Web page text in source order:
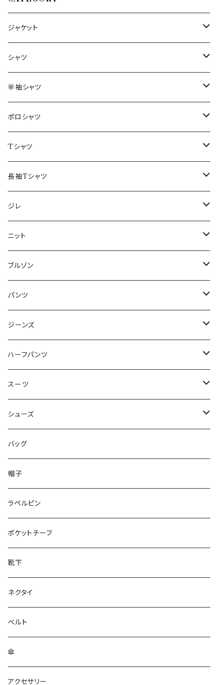
ジャケット
～44/S
46/M
48/L
50/XL～
シャツ
～44/S
46/M
48/L
50/XL～
半袖シャツ
～44/S
46/M
48/L
50/XL～
ポロシャツ
～44/S
46/M
48/L
50/XL～
Tシャツ
～44/S
46/M
48/L
50/XL～
長袖Tシャツ
～44/S
46/M
48/L
50/XL～
ジレ
～44/S
46/M
48/L
50/XL～
ニット
～44/S
46/M
48/L
50/XL～
ブルゾン
～44/S
46/M
48/L
50/XL～
パンツ
～44/S
46/M
48/L
50/XL～
ジーンズ
～44/S
46/M
48/L
50/XL～
ハーフパンツ
～44/S
46/M
48/L
50/XL～
スーツ
～44/S
46/M
48/L
50/XL～
シューズ
～25.5cm
26cm～
27cm～
28cm～
バッグ
帽子
ラペルピン
ポケットチーフ
靴下
ネクタイ
ベルト
傘
アクセサリー